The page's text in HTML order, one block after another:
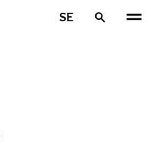
SE